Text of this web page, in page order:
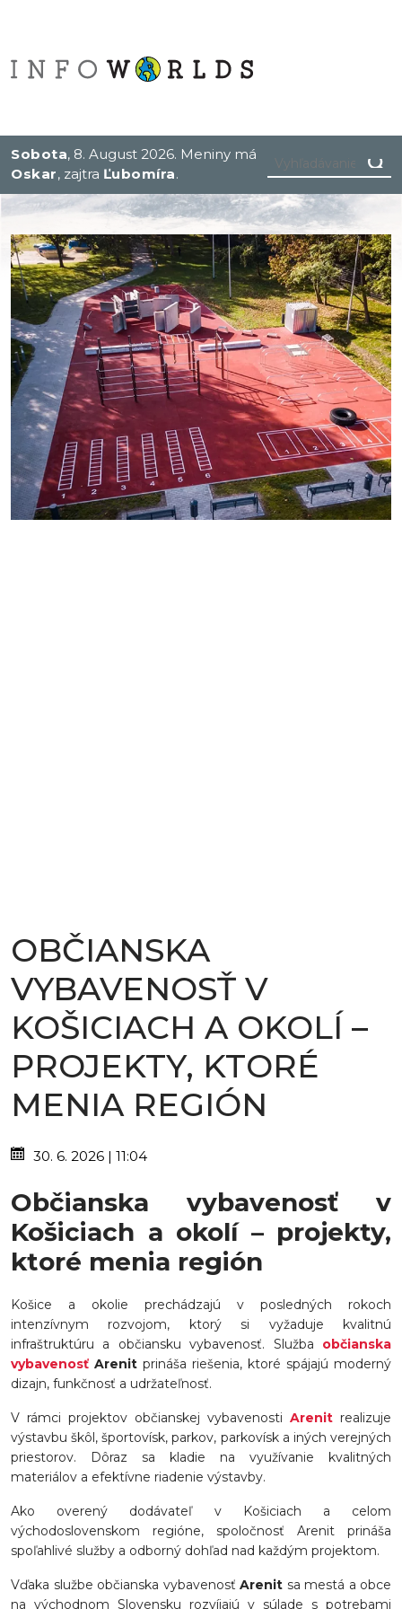
Sobota, 8. August 2026. Meniny má
Oskar, zajtra Ľubomíra.
OBČIANSKA
VYBAVENOSŤ V
KOŠICIACH A OKOLÍ –
PROJEKTY, KTORÉ
MENIA REGIÓN
30. 6. 2026 | 11:04
Občianska vybavenosť v
Košiciach a okolí – projekty,
ktoré menia región
Košice a okolie prechádzajú v posledných rokoch
intenzívnym rozvojom, ktorý si vyžaduje kvalitnú
infraštruktúru a občiansku vybavenosť. Služba
občianska
vybavenosť Arenit prináša riešenia, ktoré spájajú moderný
dizajn, funkčnosť a udržateľnosť.
V rámci projektov občianskej vybavenosti Arenit realizuje
výstavbu škôl, športovísk, parkov, parkovísk a iných verejných
priestorov. Dôraz sa kladie na využívanie kvalitných
materiálov a efektívne riadenie výstavby.
Ako overený dodávateľ v Košiciach a celom
východoslovenskom regióne, spoločnosť Arenit prináša
spoľahlivé služby a odborný dohľad nad každým projektom.
Vďaka službe občianska vybavenosť Arenit sa mestá a obce
na východnom Slovensku rozvíjajú v súlade s potrebami